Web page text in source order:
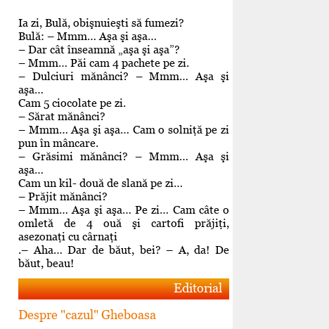
Ia zi, Bulă, obişnuieşti să fumezi?
Bulă: – Mmm… Aşa şi aşa…
– Dar cât înseamnă „aşa şi aşa”?
– Mmm… Păi cam 4 pachete pe zi.
– Dulciuri mănânci? – Mmm… Aşa şi
aşa…
Cam 5 ciocolate pe zi.
– Sărat mănânci?
– Mmm… Aşa şi aşa… Cam o solniţă pe zi
pun în mâncare.
– Grăsimi mănânci? – Mmm… Aşa şi
aşa…
Cam un kil- două de slană pe zi…
– Prăjit mănânci?
– Mmm… Aşa şi aşa… Pe zi… Cam câte o
omletă de 4 ouă şi cartofi prăjiţi,
asezonaţi cu cârnaţi
.– Aha… Dar de băut, bei? – A, da! De
băut, beau!
Editorial
Despre "cazul" Gheboasa